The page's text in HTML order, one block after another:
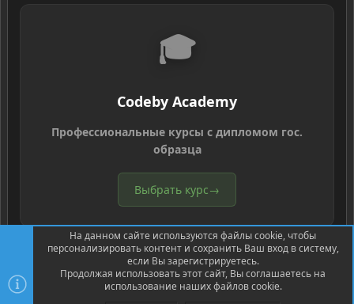
🎓
Codeby Academy
Профессиональные курсы с дипломом гос.
образца
Выбрать курс→
Community platform by XenForo ® © 2010-2026 XenForo Ltd.
На данном сайте используются файлы cookie, чтобы
персонализировать контент и сохранить Ваш вход в систему,
если Вы зарегистрируетесь.
Продолжая использовать этот сайт, Вы соглашаетесь на
использование наших файлов cookie.